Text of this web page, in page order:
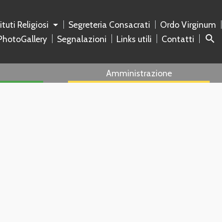
Religiosi Segreteria Consacrati
Ordo Virginum
Segnalazioni Links utili Contatti search
Amministrazione